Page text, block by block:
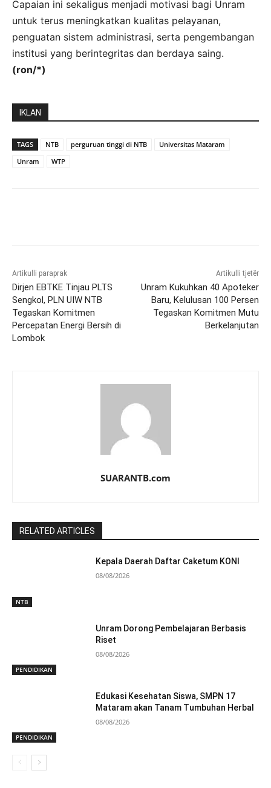
Capaian ini sekaligus menjadi motivasi bagi Unram
untuk terus meningkatkan kualitas pelayanan,
penguatan sistem administrasi, serta pengembangan
institusi yang berintegritas dan berdaya saing.
(ron/*)
IKLAN
TAGS NTB perguruan tinggi di NTB
Universitas Mataram
Unram
WTP
Artikulli paraprak
Dirjen EBTKE Tinjau PLTS
Sengkol, PLN UIW NTB
Tegaskan Komitmen
Percepatan Energi Bersih di
Lombok
Artikulli tjetër
Unram Kukuhkan 40 Apoteker
Baru, Kelulusan 100 Persen
Tegaskan Komitmen Mutu
Berkelanjutan
SUARANTB.com
RELATED ARTICLES
NTB
Kepala Daerah Daftar Caketum KONI
08/08/2026
PENDIDIKAN
Unram Dorong Pembelajaran Berbasis
Riset
08/08/2026
PENDIDIKAN
Edukasi Kesehatan Siswa, SMPN 17
Mataram akan Tanam Tumbuhan Herbal
08/08/2026